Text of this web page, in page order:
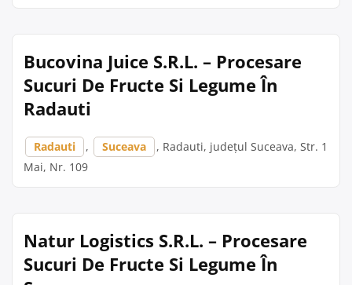
Bucovina Juice S.R.L. – Procesare
Sucuri De Fructe Si Legume În
Radauti
Radauti , Suceava
, Radauti, județul Suceava, Str. 1
Mai, Nr. 109
Natur Logistics S.R.L. – Procesare
Sucuri De Fructe Si Legume În